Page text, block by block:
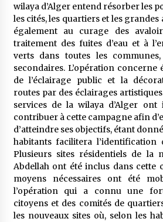
Tradition orale/ D’où
quoi servent-ils?
5 ans ago
wilaya d’Alger entend résorber les
les cités, les quartiers et les
également au curage des
traitement des fuites d’eau et à
verts dans toutes les
secondaires. L’opération concerne
de l’éclairage public et la
routes par des éclairages
services de la wilaya d’Alger
contribuer à cette campagne afin
d’atteindre ses objectifs, étant
habitants facilitera l’identification
Plusieurs sites résidentiels de la
Abdellah ont été inclus dans cette
moyens nécessaires ont été
l’opération qui a connu une
citoyens et des comités de
les nouveaux sites où, selon les